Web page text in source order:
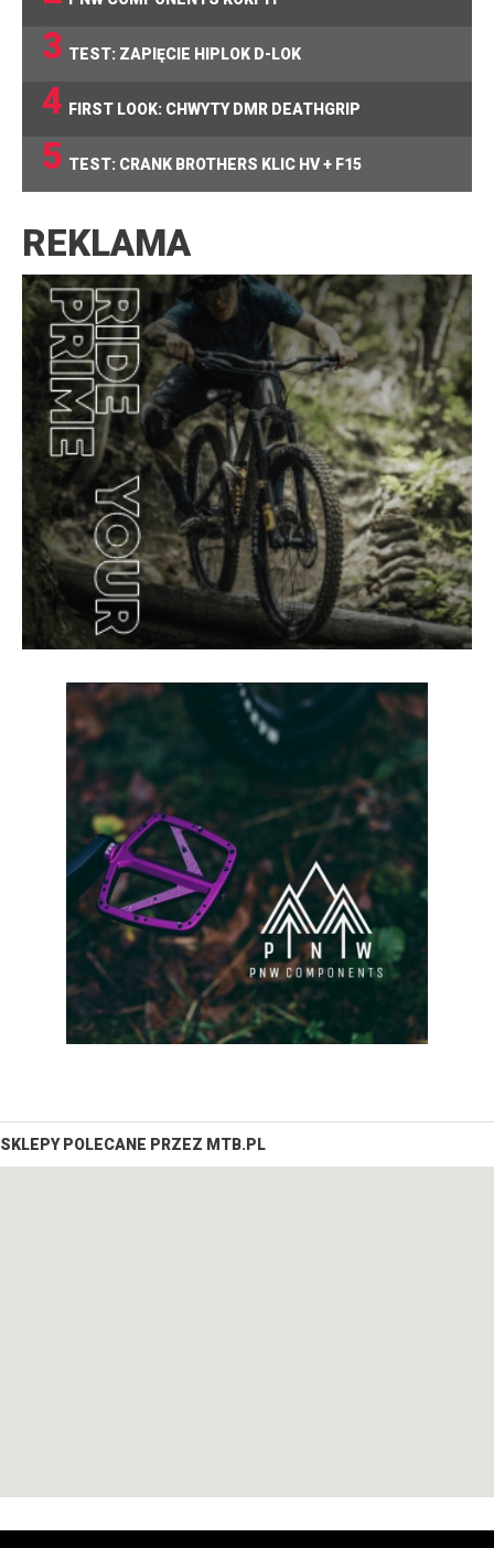
3 TEST: ZAPIĘCIE HIPLOK D-LOK
4 FIRST LOOK: CHWYTY DMR DEATHGRIP
5 TEST: CRANK BROTHERS KLIC HV + F15
REKLAMA
SKLEPY POLECANE PRZEZ MTB.PL